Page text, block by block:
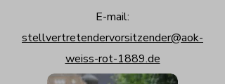
E-mail:
stellvertretendervorsitzender@aok-
weiss-rot-1889.de